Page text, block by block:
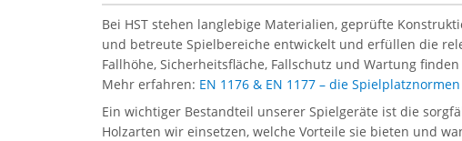
Bei HST stehen langlebige Materialien, geprüfte
und betreute Spielbereiche entwickelt und erfüllen die
Fallhöhe, Sicherheitsfläche, Fallschutz und Wartung
Mehr erfahren: EN 1176 & EN 1177 – die Spielplatznormen
Ein wichtiger Bestandteil unserer Spielgeräte ist die
Holzarten wir einsetzen, welche Vorteile sie bieten und